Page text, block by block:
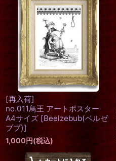
[再入荷]
no.011鳥王 アートポスター
A4サイズ [Beelzebub(ベルゼ
ブブ)]
1,000円(税込)